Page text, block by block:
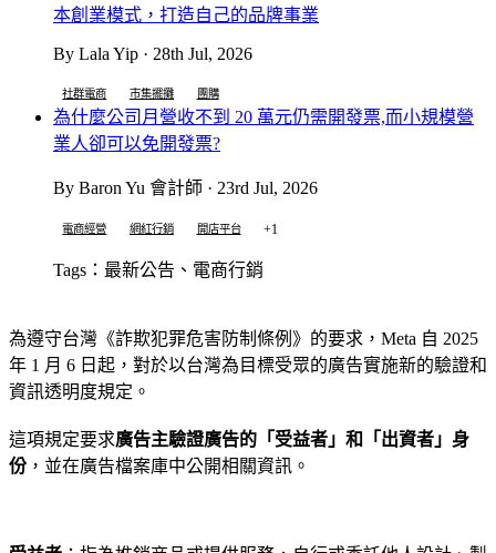
本創業模式，打造自己的品牌事業
By Lala Yip · 28th Jul, 2026
社群電商 市集擺攤 團購
為什麼公司月營收不到 20 萬元仍需開發票,而小規模營
業人卻可以免開發票?
By Baron Yu 會計師 · 23rd Jul, 2026
電商經營 網紅行銷 開店平台 +1
Tags：最新公告、電商行銷
為遵守台灣《詐欺犯罪危害防制條例》的要求，Meta 自 2025
年 1 月 6 日起，對於以台灣為目標受眾的廣告實施新的驗證和
資訊透明度規定。
這項規定要求廣告主驗證廣告的「受益者」和「出資者」身
份 ，並在廣告檔案庫中公開相關資訊。